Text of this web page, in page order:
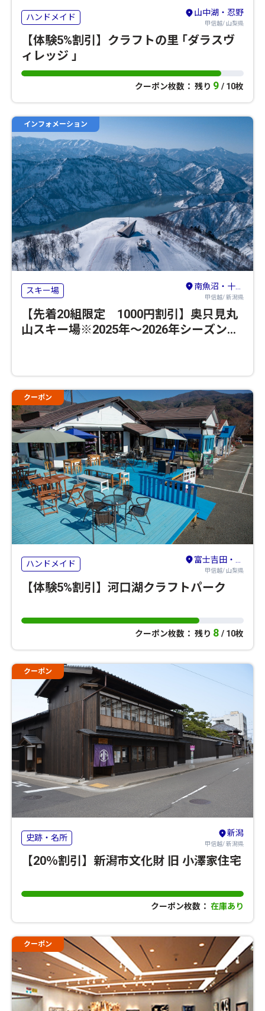
ハンドメイド 山中湖・忍野
甲信越/ 山梨県
【体験5%割引】クラフトの里 ｢ダラスヴ
ィレッジ ｣
クーポン枚数： 残り 9 / 10枚
インフォメーション
スキー場 南魚沼・十日町・津南（六日町）
甲信越/ 新潟県
【先着20組限定 1000円割引】奥只見丸
山スキー場※2025年～2026年シーズンの
クーポン
ハンドメイド 富士吉田・河口湖・本栖湖・西湖・精進湖
甲信越/ 山梨県
【体験5%割引】河口湖クラフトパーク
クーポン枚数： 残り 8 / 10枚
クーポン
史跡・名所 新潟
甲信越/ 新潟県
【20％割引】新潟市文化財 旧 小澤家住宅
クーポン枚数： 在庫あり
クーポン